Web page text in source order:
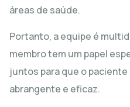
áreas de saúde.
Portanto, a equipe é
membro tem um papel
juntos para que o
abrangente e eficaz.